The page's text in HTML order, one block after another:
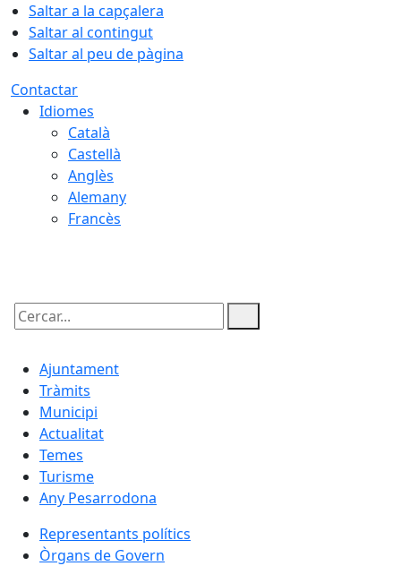
Saltar a la capçalera
Saltar al contingut
Saltar al peu de pàgina
Contactar
Idiomes
Català
Castellà
Anglès
Alemany
Francès
Cercar:
Ajuntament
Tràmits
Municipi
Actualitat
Temes
Turisme
Any Pesarrodona
Representants polítics
Òrgans de Govern